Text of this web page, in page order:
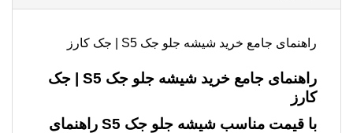
راهنمای جامع خرید شیشه جلو جک S5 | جک کارز
راهنمای جامع خرید شیشه جلو جک S5
| جک
کارز
با قیمت مناسب شیشه جلو جک S5
راهنمای